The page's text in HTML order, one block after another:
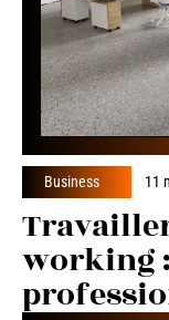
Business 11
working